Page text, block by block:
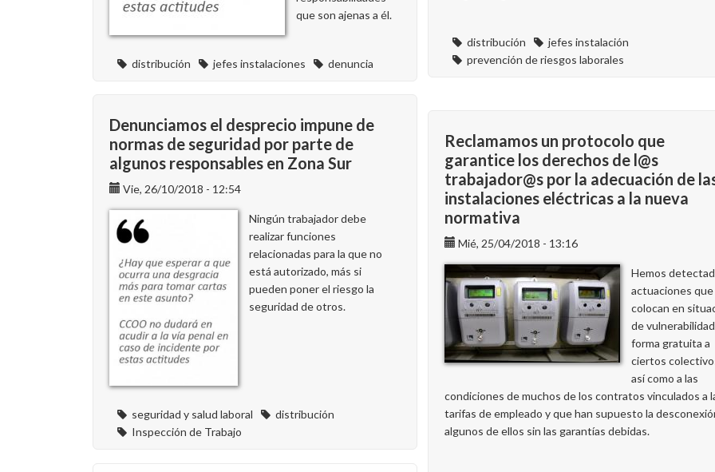
distribución
jefes instalación
prevención de riesgos laborales
que son ajenas a él.
distribución jefes instalaciones denuncia
Denunciamos el desprecio impune de
normas de seguridad por parte de
algunos responsables en Zona Sur
Vie, 26/10/2018 - 12:54
Ningún trabajador debe
realizar funciones
relacionadas para la que no
está autorizado, más si
pueden poner el riesgo la
seguridad de otros.
seguridad y salud laboral
distribución
Inspección de Trabajo
Reclamamos un protocolo que
garantice los derechos de l@s
trabajador@s por la adecuación de
instalaciones eléctricas a la nueva
normativa
Mié, 25/04/2018 - 13:16
Hemos
actuaciones que
colocan en
de
forma gratuita a
ciertos
así como a las
condiciones de muchos de los contratos vinculados a
tarifas de empleado y que han supuesto la
algunos de ellos sin las garantías debidas.